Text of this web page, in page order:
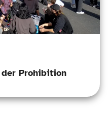
der Prohibition